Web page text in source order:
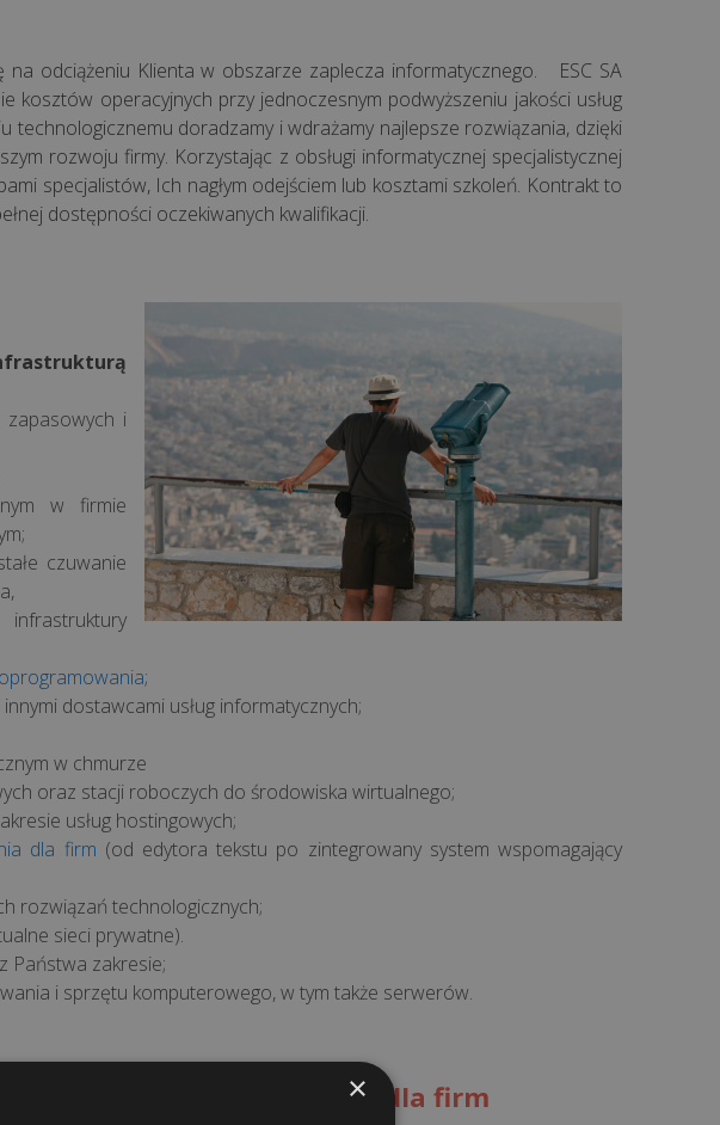
na odciążeniu Klienta w obszarze zaplecza informatycznego. ESC SA
kosztów operacyjnych przy jednoczesnym podwyższeniu jakości usług
technologicznemu doradzamy i wdrażamy najlepsze rozwiązania, dzięki
rozwoju firmy. Korzystając z obsługi informatycznej specjalistycznej
specjalistów, Ich nagłym odejściem lub kosztami szkoleń. Kontrakt to
dostępności oczekiwanych kwalifikacji.
i
w firmie
czuwanie
;
dostawcami usług informatycznych;
w chmurze
oraz stacji roboczych do środowiska wirtualnego;
usług hostingowych;
dla firm (od edytora tekstu po zintegrowany system wspomagający
rozwiązań technologicznych;
sieci prywatne).
Państwa zakresie;
i sprzętu komputerowego, w tym także serwerów.
Opieka informatyczna dla firm
×